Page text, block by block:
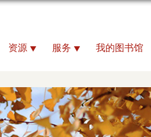
资源 服务 我的图书馆